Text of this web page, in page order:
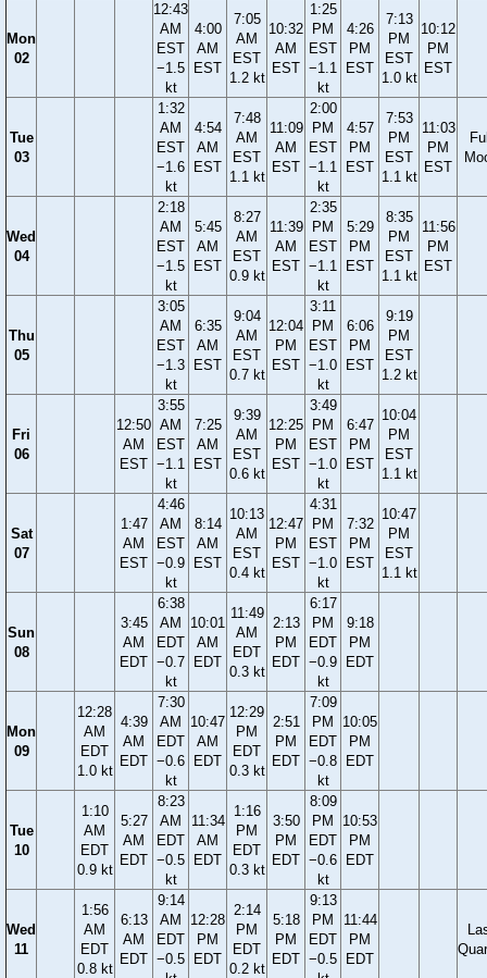
Mon
02
12:43
AM
EST
−1.5
kt
4:00
AM
EST
7:05
AM
EST
1.2 kt
10:32
AM
EST
1:25
PM
EST
−1.1
kt
4:26
PM
EST
7:13
PM
EST
1.0 kt
10:12
PM
EST
Tue
03
1:32
AM
EST
−1.6
kt
4:54
AM
EST
7:48
AM
EST
1.1 kt
11:09
AM
EST
2:00
PM
EST
−1.1
kt
4:57
PM
EST
7:53
PM
EST
1.1 kt
11:03
PM
EST
Wed
04
2:18
AM
EST
−1.5
kt
5:45
AM
EST
8:27
AM
EST
0.9 kt
11:39
AM
EST
2:35
PM
EST
−1.1
kt
5:29
PM
EST
8:35
PM
EST
1.1 kt
11:56
PM
EST
Thu
05
3:05
AM
EST
−1.3
kt
6:35
AM
EST
9:04
AM
EST
0.7 kt
12:04
PM
EST
3:11
PM
EST
−1.0
kt
6:06
PM
EST
9:19
PM
EST
1.2 kt
Fri
06
12:50
AM
EST
3:55
AM
EST
−1.1
kt
7:25
AM
EST
9:39
AM
EST
0.6 kt
12:25
PM
EST
3:49
PM
EST
−1.0
kt
6:47
PM
EST
10:04
PM
EST
1.1 kt
Sat
07
1:47
AM
EST
4:46
AM
EST
−0.9
kt
8:14
AM
EST
10:13
AM
EST
0.4 kt
12:47
PM
EST
4:31
PM
EST
−1.0
kt
7:32
PM
EST
10:47
PM
EST
1.1 kt
Sun
08
3:45
AM
EDT
6:38
AM
EDT
−0.7
kt
10:01
AM
EDT
11:49
AM
EDT
0.3 kt
2:13
PM
EDT
6:17
PM
EDT
−0.9
kt
9:18
PM
EDT
Mon
09
12:28
AM
EDT
1.0 kt
4:39
AM
EDT
7:30
AM
EDT
−0.6
kt
10:47
AM
EDT
12:29
PM
EDT
0.3 kt
2:51
PM
EDT
7:09
PM
EDT
−0.8
kt
10:05
PM
EDT
Tue
10
1:10
AM
EDT
0.9 kt
5:27
AM
EDT
8:23
AM
EDT
−0.5
kt
11:34
AM
EDT
1:16
PM
EDT
0.3 kt
3:50
PM
EDT
8:09
PM
EDT
−0.6
kt
10:53
PM
EDT
Wed
11
1:56
AM
EDT
0.8 kt
6:13
AM
EDT
9:14
AM
EDT
−0.5
12:28
PM
EDT
2:14
PM
EDT
0.2 kt
5:18
PM
EDT
9:13
PM
EDT
−0.5
11:44
PM
EDT